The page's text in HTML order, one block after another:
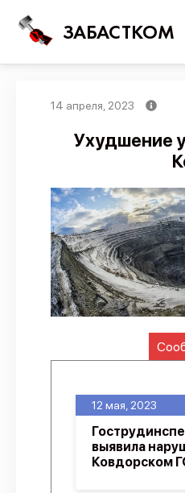
ЗАБАСТКОМ
Карта
Трудовые
Предложить
Политика
14 апреля, 2023
Ухудшение
12 мая, 2023
выявила
Ковдорском